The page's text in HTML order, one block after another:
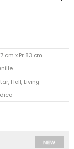
cm x Pr 83 cm
Hall, Living